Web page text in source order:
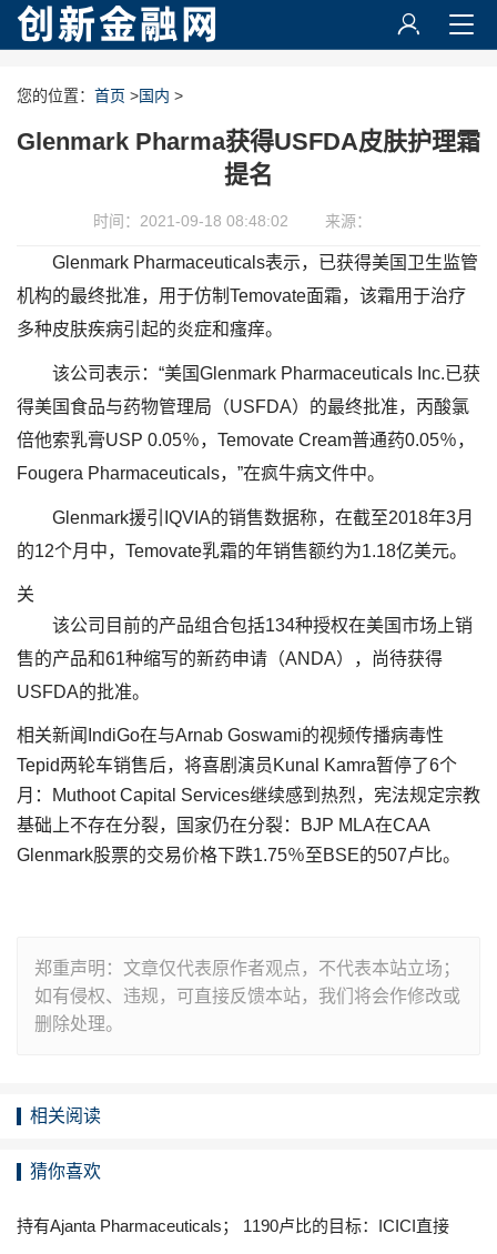
您的位置： 首页 >国内 >
Glenmark Pharma获得USFDA皮肤护理霜
提名
时间：2021-09-18 08:48:02 来源：
Glenmark Pharmaceuticals表示，已获得美国卫生监管
机构的最终批准，用于仿制Temovate面霜，该霜用于治疗
多种皮肤疾病引起的炎症和瘙痒。
该公司表示：“美国Glenmark Pharmaceuticals Inc.已获
得美国食品与药物管理局（USFDA）的最终批准，丙酸氯
倍他索乳膏USP 0.05％，Temovate Cream普通药0.05％，
Fougera Pharmaceuticals，”在疯牛病文件中。
Glenmark援引IQVIA的销售数据称，在截至2018年3月
的12个月中，Temovate乳霜的年销售额约为1.18亿美元。
关
该公司目前的产品组合包括134种授权在美国市场上销
售的产品和61种缩写的新药申请（ANDA），尚待获得
USFDA的批准。
相关新闻IndiGo在与Arnab Goswami的视频传播病毒性
Tepid两轮车销售后，将喜剧演员Kunal Kamra暂停了6个
月：Muthoot Capital Services继续感到热烈，宪法规定宗教
基础上不存在分裂，国家仍在分裂：BJP MLA在CAA
Glenmark股票的交易价格下跌1.75％至BSE的507卢比。
郑重声明：文章仅代表原作者观点，不代表本站立场；
如有侵权、违规，可直接反馈本站，我们将会作修改或
删除处理。
相关阅读
猜你喜欢
持有Ajanta Pharmaceuticals； 1190卢比的目标：ICICI直接